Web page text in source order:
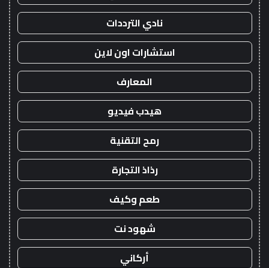
نادي الترددات
استشارات اون لاين
المعارف
هيدب فيديو
رمح التقنية
رذاذ التجارة
طعم وكيف
شهود نت
أركاني